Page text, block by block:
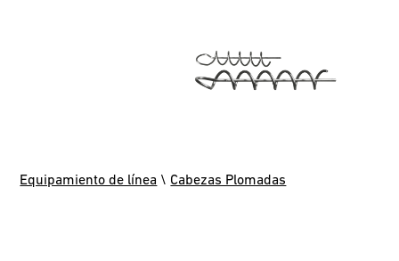
Equipamiento de línea \ Cabezas Plomadas